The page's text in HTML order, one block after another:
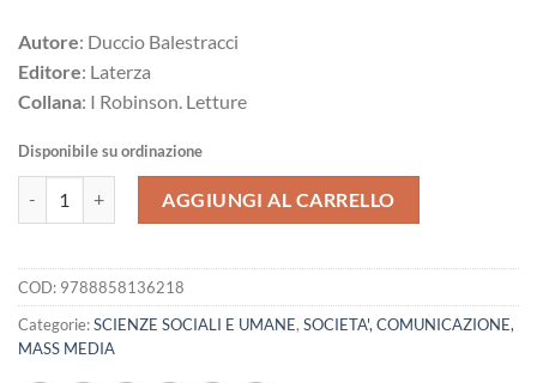
Autore: Duccio Balestracci
Editore: Laterza
Collana: I Robinson. Letture
Disponibile su ordinazione
AGGIUNGI AL CARRELLO
COD: 9788858136218
Categorie:SCIENZE SOCIALI E UMANE, SOCIETA', COMUNICAZIONE,
MASS MEDIA